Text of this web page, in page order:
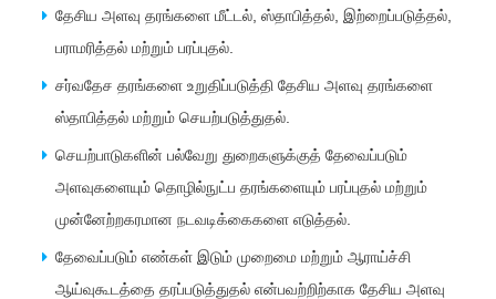
தேசிய அளவு தரங்களை மீட்டல், ஸ்தாபித்தல், இற்றைப்படுத்தல்,
பராமரித்தல் மற்றும் பரப்புதல்.
சர்வதேச தரங்களை உறுதிப்படுத்தி தேசிய அளவு தரங்களை
ஸ்தாபித்தல் மற்றும் செயற்படுத்துதல்.
செயற்பாடுகளின் பல்வேறு துறைகளுக்குத் தேவைப்படும்
அளவுகளையும் தொழில்நுட்ப தரங்களையும் பரப்புதல் மற்றும்
முன்னேற்றகரமான நடவடிக்கைகளை எடுத்தல்.
தேவைப்படும் எண்கள் இடும் முறைமை மற்றும் ஆராய்ச்சி
ஆய்வுகூடத்தை தரப்படுத்துதல் என்பவற்றிற்காக தேசிய அளவு